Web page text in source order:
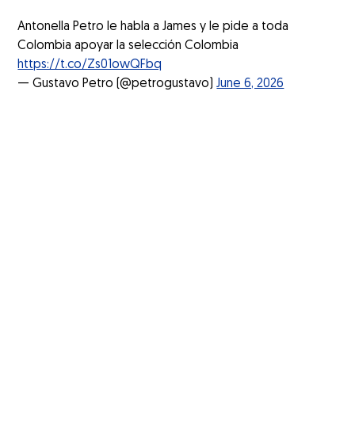
Antonella Petro le habla a James y le pide a toda
Colombia apoyar la selección Colombia
https://t.co/Zs01owQFbq
— Gustavo Petro (@petrogustavo)June 6, 2026